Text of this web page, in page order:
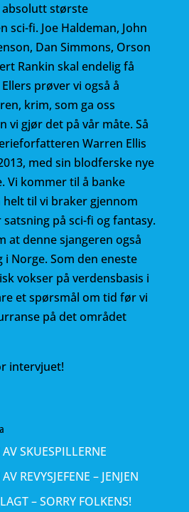
absolutt største
fi. Joe Haldeman, John
Dan Simmons, Orson
Rankin skal endelig få
prøver vi også å
krim, som ga oss
vi gjør det på vår måte. Så
Warren Ellis
med sin blodferske nye
Vi kommer til å banke
til vi braker gjennom
på sci-fi og fantasy.
at denne sjangeren også
Norge. Som den eneste
vokser på verdensbasis i
et spørsmål om tid før vi
på det området
intervjuet!
SKUESPILLERNE
REVYSJEFENE – JENJEN
– SORRY FOLKENS!